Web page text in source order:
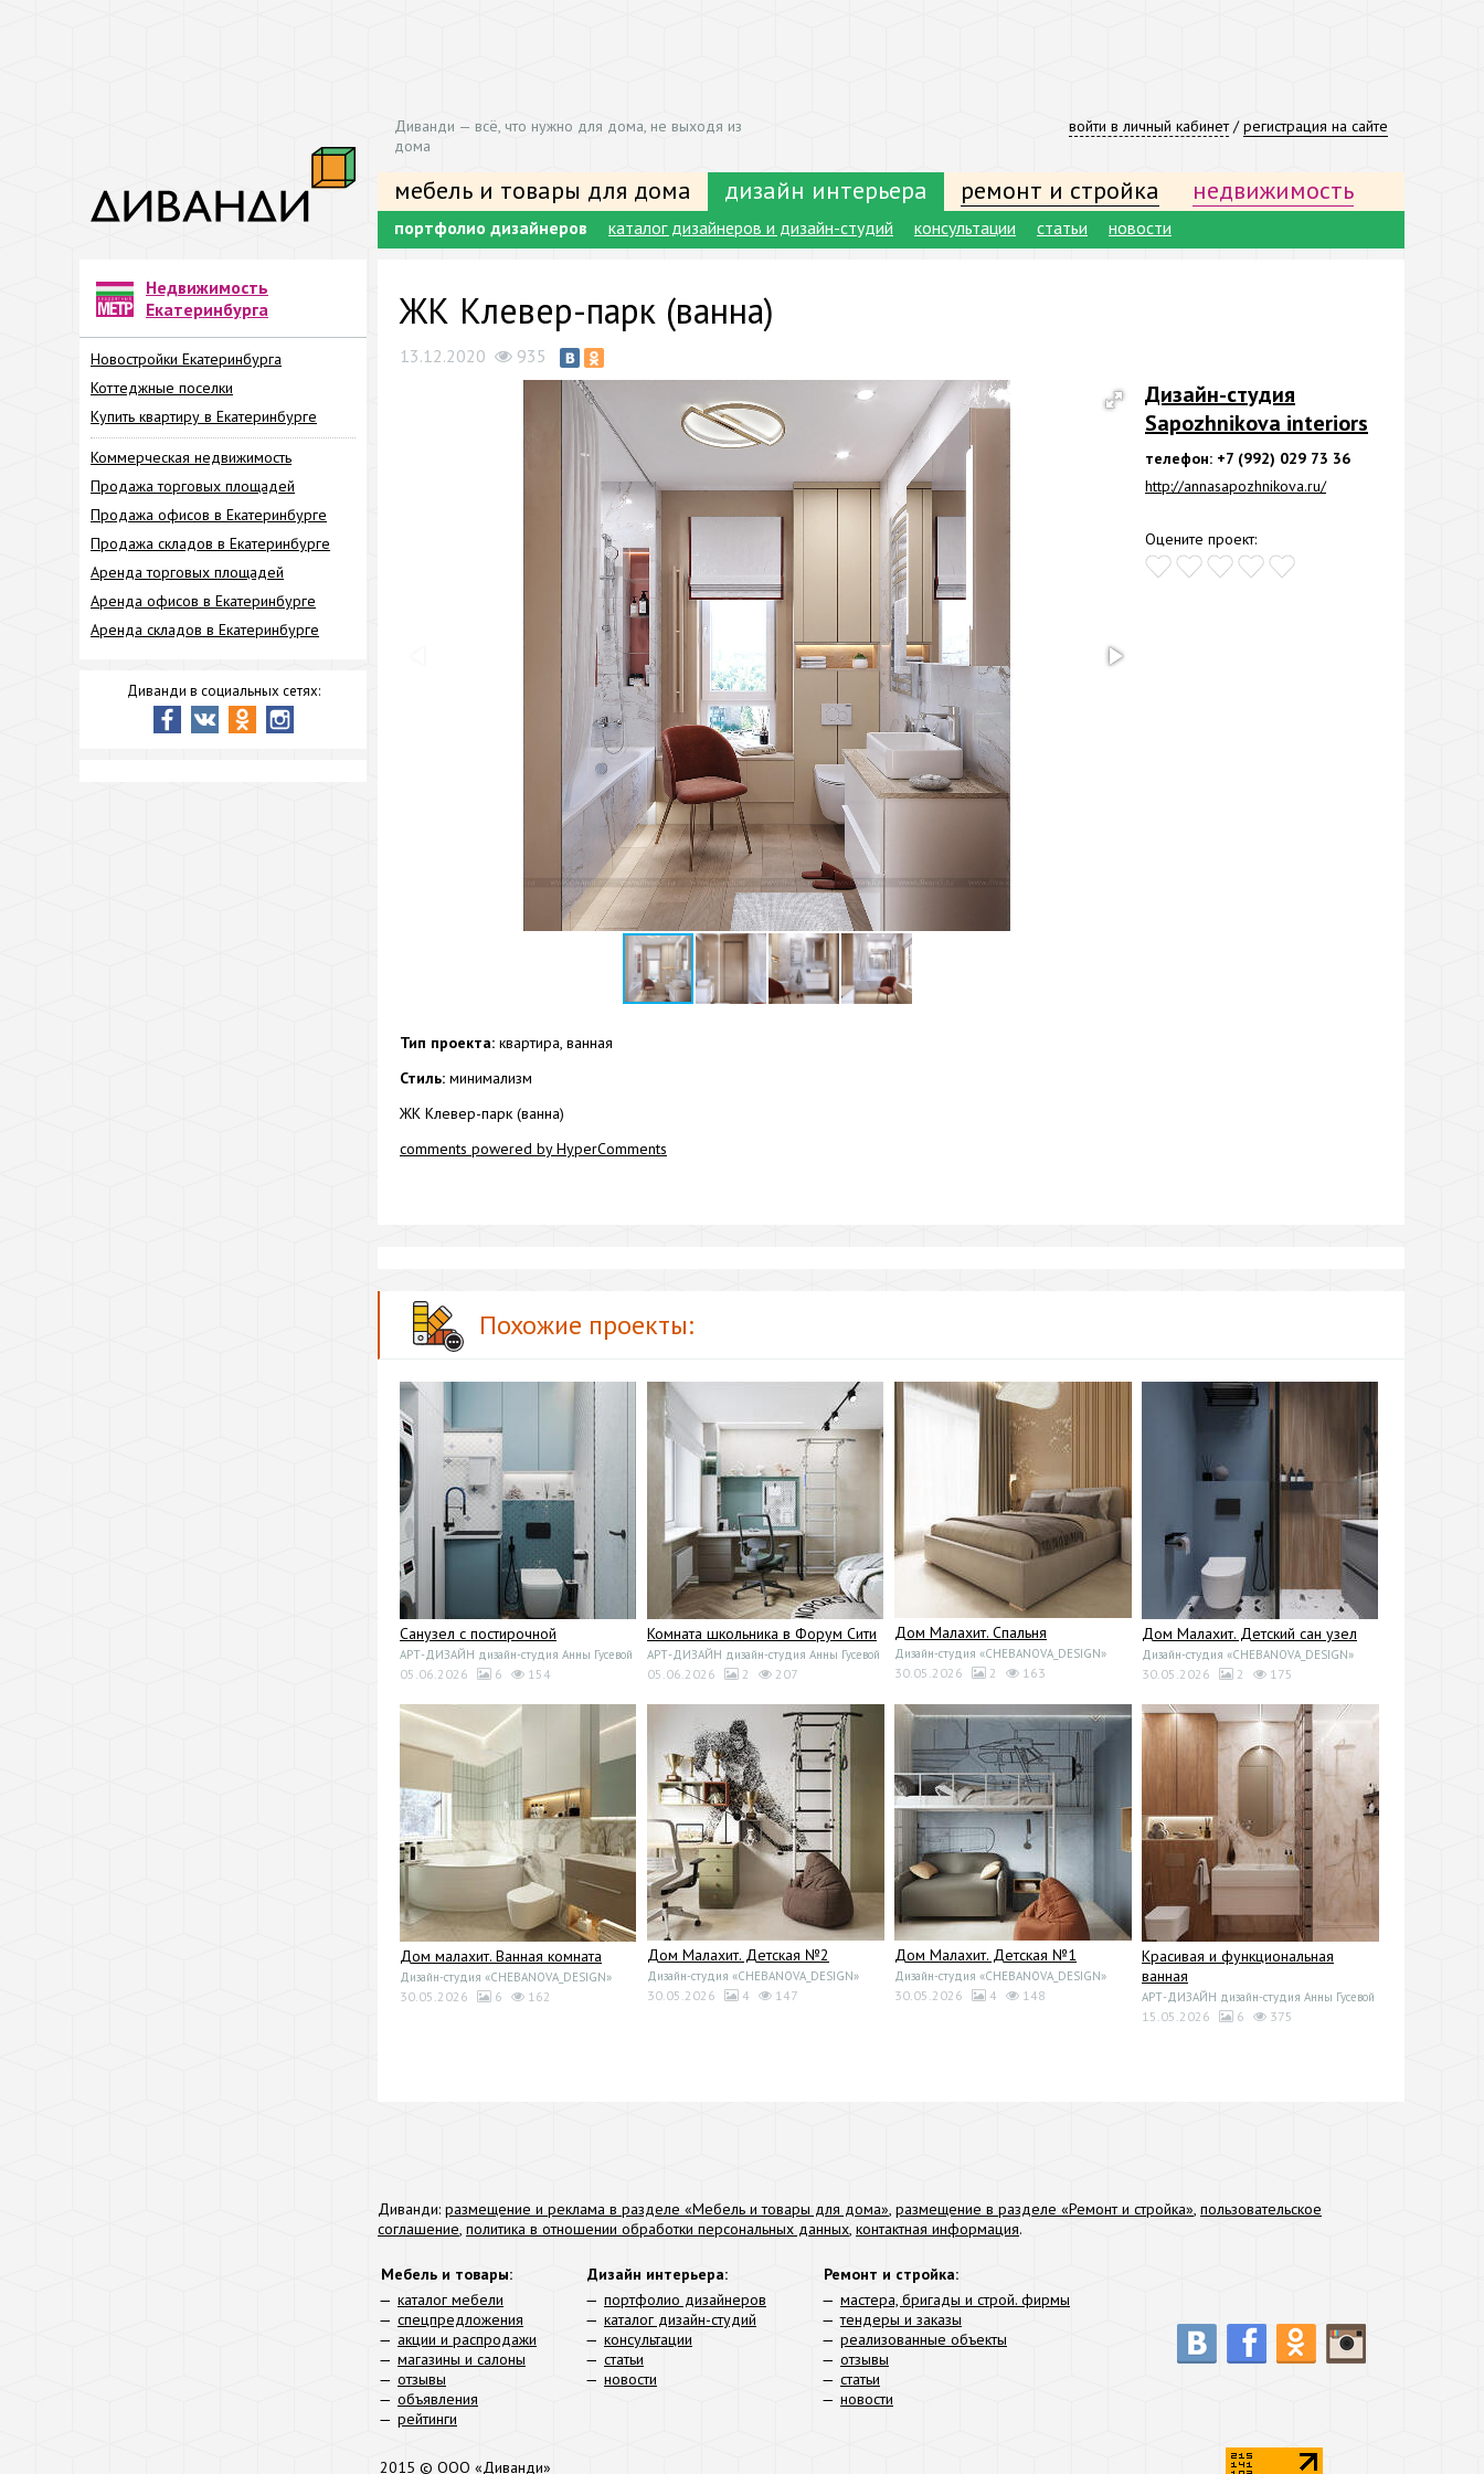
войти в личный кабинет/регистрация на сайте
Диванди — всё, что нужно для дома, не выходя из
дома
мебель и товары для дома дизайн интерьера ремонт и стройка недвижимость
портфолио дизайнеров каталог дизайнеров и дизайн-студий консультации статьи новости
Недвижимость
Екатеринбурга
Новостройки Екатеринбурга
Коттеджные поселки
Купить квартиру в Екатеринбурге
Коммерческая недвижимость
Продажа торговых площадей
Продажа офисов в Екатеринбурге
Продажа складов в Екатеринбурге
Аренда торговых площадей
Аренда офисов в Екатеринбурге
Аренда складов в Екатеринбурге
Диванди в социальных сетях:
ЖК Клевер-парк (ванна)
13.12.2020 935
Дизайн-студия
Sapozhnikova interiors
телефон: +7 (992) 029 73 36
http://annasapozhnikova.ru/
Оцените проект:
Тип проекта: квартира, ванная
Стиль: минимализм
ЖК Клевер-парк (ванна)
comments powered by HyperComments
Похожие проекты:
Санузел с постирочной
АРТ-ДИЗАЙН дизайн-студия Анны Гусевой
05.06.2026 6 154
Комната школьника в Форум Сити
АРТ-ДИЗАЙН дизайн-студия Анны Гусевой
05.06.2026 2 207
Дом Малахит. Спальня
Дизайн-студия «CHEBANOVA_DESIGN»
30.05.2026 2 163
Дом Малахит. Детский сан узел
Дизайн-студия «CHEBANOVA_DESIGN»
30.05.2026 2 175
Дом малахит. Ванная комната
Дизайн-студия «CHEBANOVA_DESIGN»
30.05.2026 6 162
Дом Малахит. Детская №2
Дизайн-студия «CHEBANOVA_DESIGN»
30.05.2026 4 147
Дом Малахит. Детская №1
Дизайн-студия «CHEBANOVA_DESIGN»
30.05.2026 4 148
Красивая и функциональная
ванная
АРТ-ДИЗАЙН дизайн-студия Анны Гусевой
15.05.2026 6 375
Диванди: размещение и реклама в разделе «Мебель и товары для дома», размещение в разделе «Ремонт и стройка», пользовательское
соглашение, политика в отношении обработки персональных данных, контактная информация.
Мебель и товары:
каталог мебели
спецпредложения
акции и распродажи
магазины и салоны
отзывы
объявления
рейтинги
Дизайн интерьера:
портфолио дизайнеров
каталог дизайн-студий
консультации
статьи
новости
Ремонт и стройка:
мастера, бригады и строй. фирмы
тендеры и заказы
реализованные объекты
отзывы
статьи
новости
2015 © ООО «Диванди»